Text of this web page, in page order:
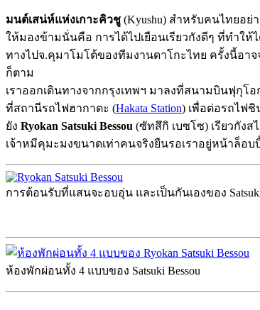
มนต์เสน่ห์แห่งเกาะคิวชู (Kyushu) สำหรับคนไทยอ
ให้มองข้ามนั่นคือ การได้ไปเยือนเรียวกังดีๆ ที่ทำใ
ทางไปจ.คุมาโมโต้ของทีมงานดาโกะไทย ครั้งนี้อา
ก็ตาม
เราออกเดินทางจากกรุงเทพฯ มาลงที่สนามบินฟุกุโ
ที่สถานีรถไฟฮากาตะ (Hakata Station) เพื่อต่อรถไฟชิ
ยัง Ryokan Satsuki Bessou (ซัทสึกิ เบซโซ) เรียวกัง
เจ้าหมีคุมะมงขนาดเท่าคนจริงยืนรอเราอยู่หน้าล็อ
การต้อนรับที่แสนจะอบอุ่น และเป็นกันเองของ Satsuki
ห้องพักผ่อนทั้ง 4 แบบของ Satsuki Bessou